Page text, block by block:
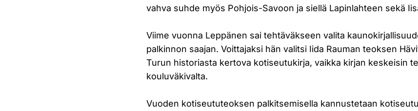
vahva suhde myös Pohjois-Savoon ja siellä Lapinlahteen sekä
Viime vuonna Leppänen sai tehtäväkseen valita
palkinnon saajan. Voittajaksi hän valitsi Iida Rauman teoksen
Turun historiasta kertova kotiseutukirja, vaikka kirjan keskeisin
kouluväkivalta.
Vuoden kotiseututeoksen palkitsemisella kannustetaan